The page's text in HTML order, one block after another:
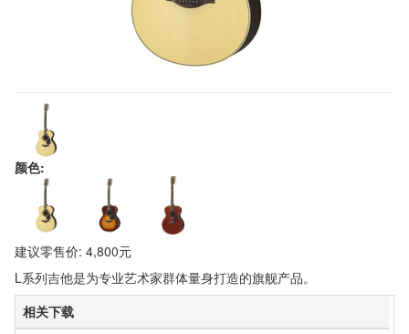
颜色:
建议零售价: 4,800元
L系列吉他是为专业艺术家群体量身打造的旗舰产品。
相关下载